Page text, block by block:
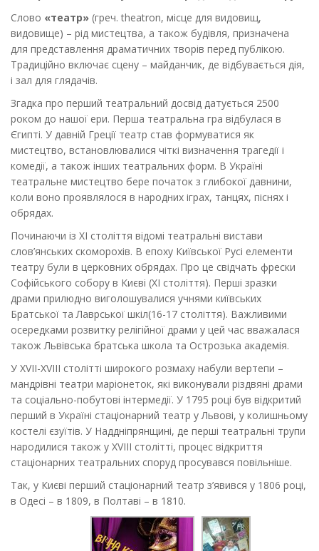
Слово «театр» (греч. theatron, місце для видовищ,
видовище) – рід мистецтва, а також будівля, призначена
для представлення драматичних творів перед публікою.
Традиційно включає сцену – майданчик, де відбувається дія,
і зал для глядачів.
Згадка про перший театральний досвід датується 2500
роком до нашої ери. Перша театральна гра відбулася в
Єгипті. У давній Греції театр став формуватися як
мистецтво, встановлювалися чіткі визначення трагедії і
комедії, а також інших театральних форм. В Україні
театральне мистецтво бере початок з глибокої давнини,
коли воно проявлялося в народних іграх, танцях, піснях і
обрядах.
Починаючи із ХІ століття відомі театральні вистави
слов’янських скоморохів. В епоху Київської Русі елементи
театру були в церковних обрядах. Про це свідчать фрески
Софійського собору в Києві (ХІ століття). Перші зразки
драми прилюдно виголошувалися учнями київських
Братської та Лаврської шкіл(16-17 століття). Важливими
осередками розвитку релігійної драми у цей час вважалася
також Львівська братська школа та Острозька академія.
У XVII-XVIII столітті широкого розмаху набули вертепи –
мандрівні театри маріонеток, які виконували різдвяні драми
та соціально-побутові інтермедії. У 1795 році був відкритий
перший в Україні стаціонарний театр у Львові, у колишньому
костелі єзуїтів. У Наддніпрянщині, де перші театральні трупи
народилися також у XVIII столітті, процес відкриття
стаціонарних театральних споруд просувався повільніше.
Так, у Києві перший стаціонарний театр з’явився у 1806 році,
в Одесі – в 1809, в Полтаві – в 1810.